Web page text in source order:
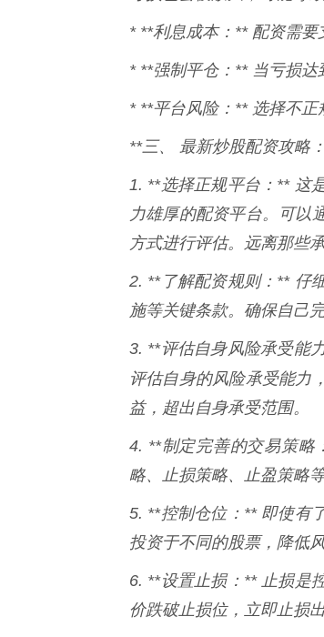
* **利息成本：** 配资需要
* **强制平仓：** 当亏损达
* **平台风险：** 选择不正
**三、 最新炒股配资攻略
1. **选择正规平台：** 这
力雄厚的配资平台。可以
方式进行评估。远离那些
2. **了解配资规则：** 仔
施等关键条款。确保自己
3. **评估自身风险承受能
评估自身的风险承受能力，
益，超出自身承受范围。
4. **制定完善的交易策略
略、止损策略、止盈策略
5. **控制仓位：** 即使有
投资于不同的股票，降低风
6. **设置止损：** 止损是
价跌破止损位，立即止损